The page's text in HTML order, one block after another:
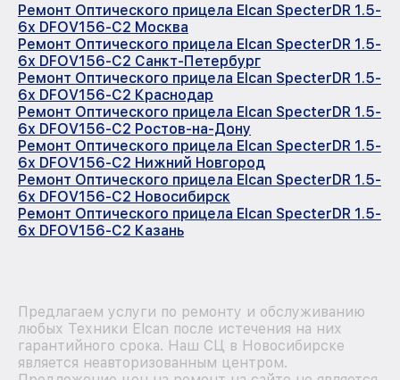
Ремонт Оптического прицела Elcan SpecterDR 1.5-
6x DFOV156-C2 Москва
Ремонт Оптического прицела Elcan SpecterDR 1.5-
6x DFOV156-C2 Санкт-Петербург
Ремонт Оптического прицела Elcan SpecterDR 1.5-
6x DFOV156-C2 Краснодар
Ремонт Оптического прицела Elcan SpecterDR 1.5-
6x DFOV156-C2 Ростов-на-Дону
Ремонт Оптического прицела Elcan SpecterDR 1.5-
6x DFOV156-C2 Нижний Новгород
Ремонт Оптического прицела Elcan SpecterDR 1.5-
6x DFOV156-C2 Новосибирск
Ремонт Оптического прицела Elcan SpecterDR 1.5-
6x DFOV156-C2 Казань
Предлагаем услуги по ремонту и обслуживанию
любых Техники Elcan после истечения на них
гарантийного срока. Наш СЦ в Новосибирске
является неавторизованным центром.